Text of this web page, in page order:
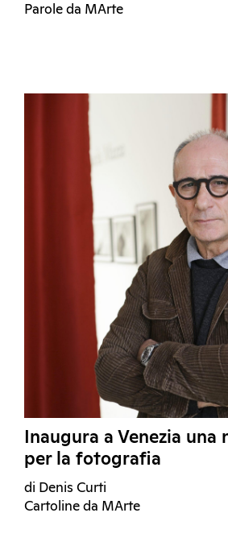
Parole da MArte
Inaugura a Venezia una
per la fotografia
di Denis Curti
Cartoline da MArte